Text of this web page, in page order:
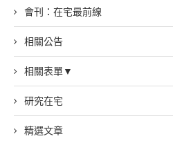
會刊：在宅最前線
相關公告
相關表單▼
研究在宅
精選文章